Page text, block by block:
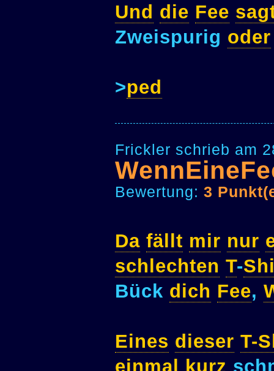
Und die Fee
Zweispurig oder
>ped
Frickler schrieb am
Bewertung: 3
Da fällt mir nur
schlechten T-
Bück dich Fee,
Eines dieser T-
einmal
kurz